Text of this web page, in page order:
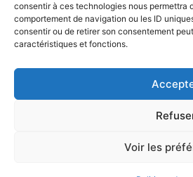
consentir à ces technologies nous permettra
comportement de navigation ou les ID
consentir ou de retirer son consentement
caractéristiques et fonctions.
Voir les